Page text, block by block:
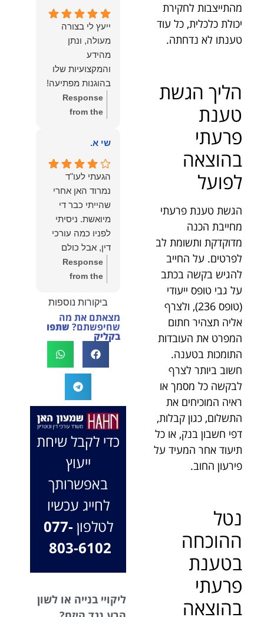
מהתייצבות לחקירת
יכולת כלכלית, כל עוד
טענתו לא נדחתה.
הליך הגשת
טענת
פרעתי
בהוצאה
לפועל
הגשת טענת פרעתי
מחייבת הכנה
מדוקדקת ותשומת לב
לפרטים. על החייב
להגיש בקשה בכתב
על גבי טופס ייעודי
(טופס 236), ולצרף
אליה תצהיר חתום
המפרט את העובדות
התומכות בטענה.
חשוב ביותר לצרף
לבקשה כל מסמך או
ראיה המוכיחים את
התשלום, כגון קבלות,
דפי חשבון בנק, או כל
תיעוד אחר המעיד על
פירעון החוב.
נטל
ההוכחה
בטענת
פרעתי
בהוצאה
.והצגת אמת
.תודה לכם תמיד
תשאירו לי אור
בעניים .
והחמות! כיף
גדול לשמוע
שהרגשת בידיים
טובות. בשביל
הצוות שלנו זה
שווה את הכל.
נשמח תמיד
לעמוד לרשותך!
משרד עורכי דין
ונוטריון
ייעץ לי בצורה
מעולה, ונתן
מהידע
והמקצועיות שלו
בהוגנות מפתיעה!
Response
from the
יהודה, תודה
שמחנו מאוד
לשמוע שהייעוץ
עזר לך ושהיית
מרוצה.
מבחינתנו הוגנות
ומקצועיות הן
מעל הכל. נשמח
תמיד לעמוד
לרשותך בהמשך
שי א.
הגעתי לעו"ד
נמרוד האן אחרי
שהייתי כבר די
מיואשת. ניסיתי
לפניו כמה עורכי
דין, אבל כולם
נרתעו כי היה
מדובר בנושא
וסירבו לקחת
אותו.לאחר
שסיפרתי בקצרה
המקרה, הוא
החליט לייצג אותי
בלי לחשוב
פעמיים, הקשיב
לי ולקח את התיק
שלי פרו בונו מכל
הלב.
Response
from the
רבה על המילים
החמות ועל
האמון. שמחנו
לעמוד לצידך,
במיוחד בתיק לא
פשוט, ומאחלים
לך המון הצלחה
בהמשך. תמיד
כאן בשבילך.
בברכה, משרד
עו"ד שמעון האן
ונוטריון
ביקורות נוספות
מצאתם את מה
שחיפשתם? שתפו
בקליק
כדי לקבל שיחת
ייעוץ
באפשרותך
לחייג עכשיו
לטלפון 077-
803-6102
ליקויי בנייה או לשון